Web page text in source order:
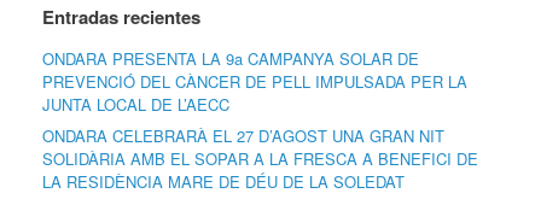
Entradas recientes
ONDARA PRESENTA LA 9a CAMPANYA SOLAR DE
PREVENCIÓ DEL CÀNCER DE PELL IMPULSADA PER LA
JUNTA LOCAL DE L’AECC
ONDARA CELEBRARÀ EL 27 D’AGOST UNA GRAN NIT
SOLIDÀRIA AMB EL SOPAR A LA FRESCA A BENEFICI DE
LA RESIDÈNCIA MARE DE DÉU DE LA SOLEDAT